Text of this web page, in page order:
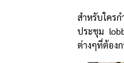
สำหรับใคร
ประชุม
ต่างๆที่ต้อง